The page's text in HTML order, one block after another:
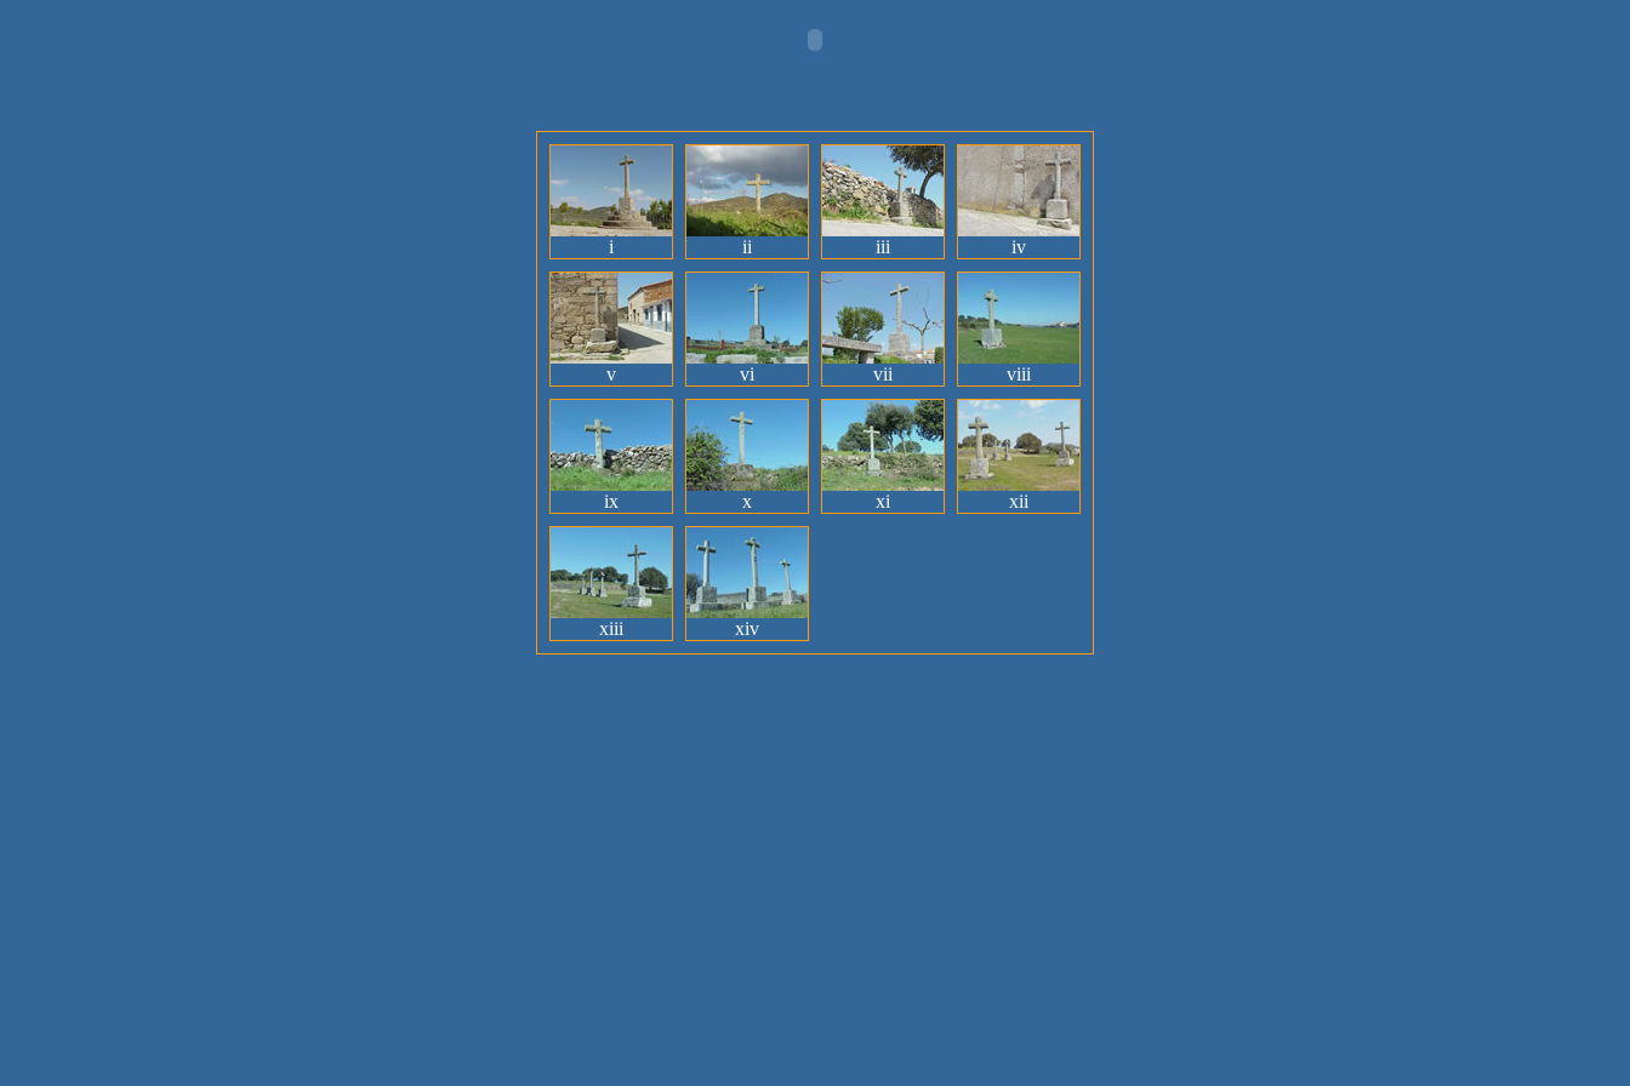
i ii iii iv
v vi vii viii
ix x xi xii
xiii xiv